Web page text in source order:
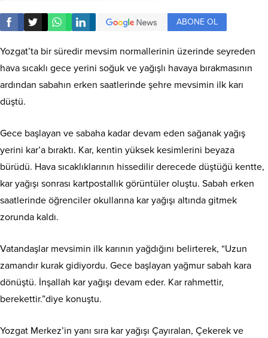
ABONE OL
Yozgat’ta bir süredir mevsim normallerinin üzerinde seyreden
hava sıcaklı gece yerini soğuk ve yağışlı havaya bırakmasının
ardından sabahın erken saatlerinde şehre mevsimin ilk karı
düştü.
Gece başlayan ve sabaha kadar devam eden sağanak yağış
yerini kar’a bıraktı. Kar, kentin yüksek kesimlerini beyaza
bürüdü. Hava sıcaklıklarının hissedilir derecede düştüğü kentte,
kar yağışı sonrası kartpostallık görüntüler oluştu. Sabah erken
saatlerinde öğrenciler okullarına kar yağışı altında gitmek
zorunda kaldı.
Vatandaşlar mevsimin ilk karının yağdığını belirterek, “Uzun
zamandır kurak gidiyordu. Gece başlayan yağmur sabah kara
dönüştü. İnşallah kar yağışı devam eder. Kar rahmettir,
berekettir.”diye konuştu.
Yozgat Merkez’in yanı sıra kar yağışı Çayıralan, Çekerek ve